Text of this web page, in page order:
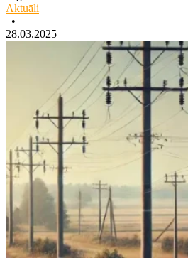
Aktuāli
•
28.03.2025